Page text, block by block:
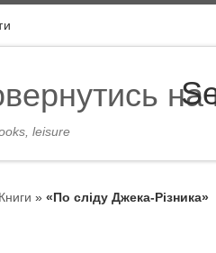
leisure
Книги » «По сліду Джека-Різника»